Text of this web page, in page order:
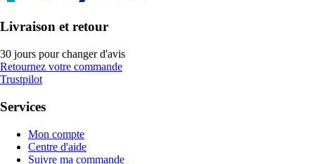
Livraison et retour
30 jours pour changer d'avis
Retournez votre commande
Trustpilot
Services
Mon compte
Centre d'aide
Suivre ma commande